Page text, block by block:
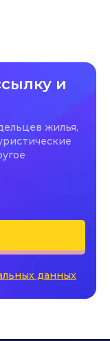
и
жилья,
данных